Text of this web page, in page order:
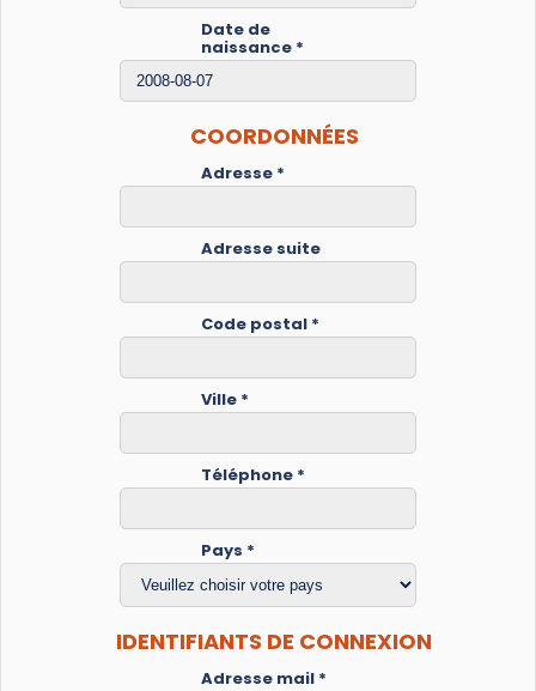
Date de
naissance *
COORDONNÉES
Adresse *
Adresse suite
Code postal *
Ville *
Téléphone *
Pays *
IDENTIFIANTS DE CONNEXION
Adresse mail *